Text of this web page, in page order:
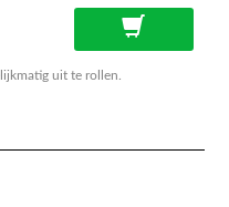
uit te rollen.